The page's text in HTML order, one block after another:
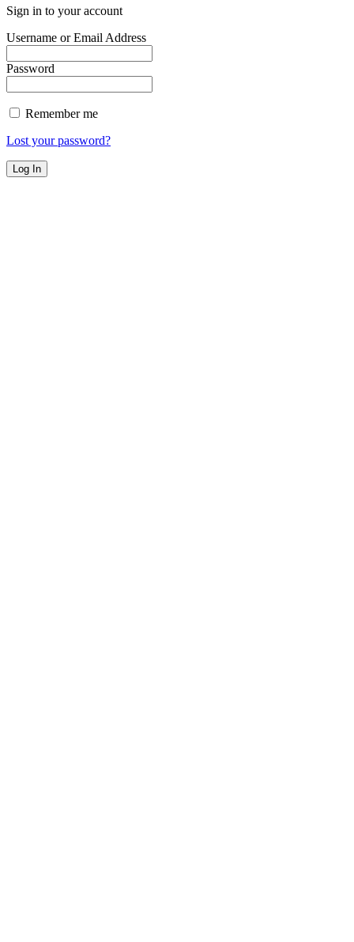
Sign in to your account
Username or Email Address
Password
Remember me
Lost your password?